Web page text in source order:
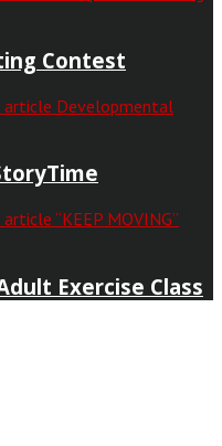
Contest
Exercise Class